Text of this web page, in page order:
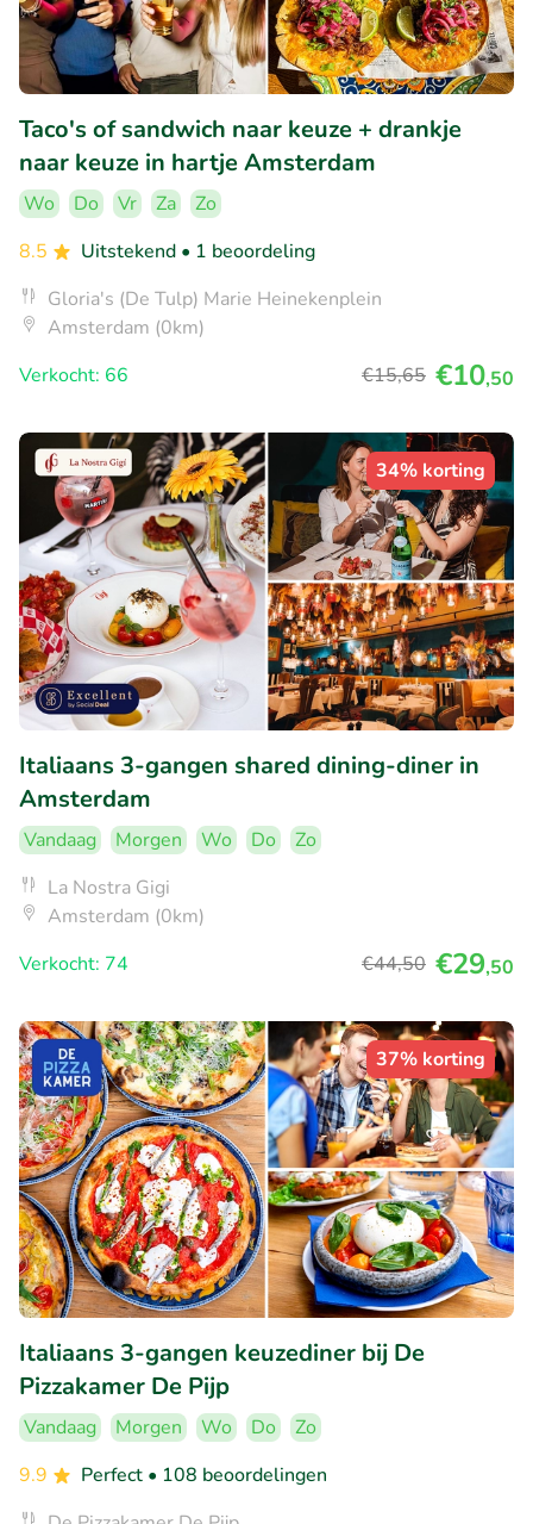
Taco's of sandwich naar keuze + drankje
naar keuze in hartje Amsterdam
Wo Do Vr Za
Zo
8.5
Uitstekend • 1 beoordeling
Gloria's (De Tulp) Marie Heinekenplein
Amsterdam (0km)
Verkocht: 66
€15,65 €10,50
34% korting
Italiaans 3-gangen shared dining-diner in
Amsterdam
Vandaag Morgen Wo Do
Zo
La Nostra Gigi
Amsterdam (0km)
Verkocht: 74
€44,50 €29,50
37% korting
Italiaans 3-gangen keuzediner bij De
Pizzakamer De Pijp
Vandaag Morgen Wo Do
Zo
9.9
Perfect • 108 beoordelingen